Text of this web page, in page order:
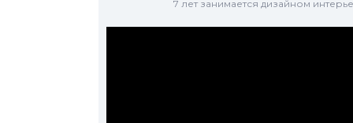
7 лет занимается дизайном